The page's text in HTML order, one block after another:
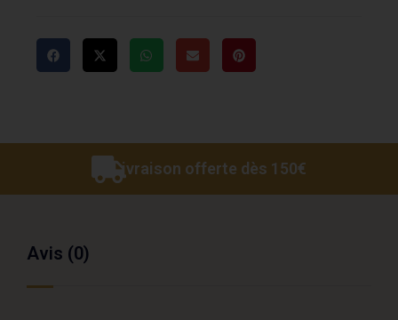
Livraison offerte dès 150€
Avis (0)